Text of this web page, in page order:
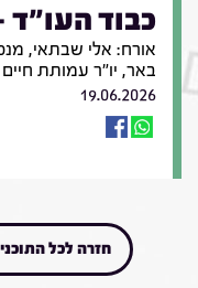
כבוד העו"ד -
אורח: אלי שבתאי,
באר, יו"ר עמותת
19.06.2026
חזרה לכל